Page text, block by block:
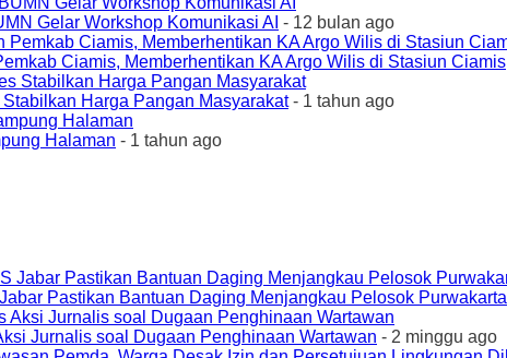
Gelar Workshop Komunikasi AI - 12 bulan ago
Ciamis, Memberhentikan KA Argo Wilis di Stasiun Ciamis
Harga Pangan Masyarakat- 1 tahun ago
Halaman - 1 tahun ago
Pastikan Bantuan Daging Menjangkau Pelosok Purwakarta
Jurnalis soal Dugaan Penghinaan Wartawan - 2 minggu ago